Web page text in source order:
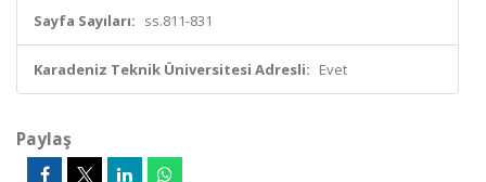
Sayfa Sayıları: ss.811-831
Karadeniz Teknik Üniversitesi Adresli: Evet
Paylaş